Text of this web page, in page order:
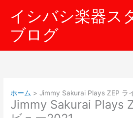
イシバシ楽器ス
ブログ
ホーム Jimmy Sakurai Plays ZEP ラ
Jimmy Sakurai Plays